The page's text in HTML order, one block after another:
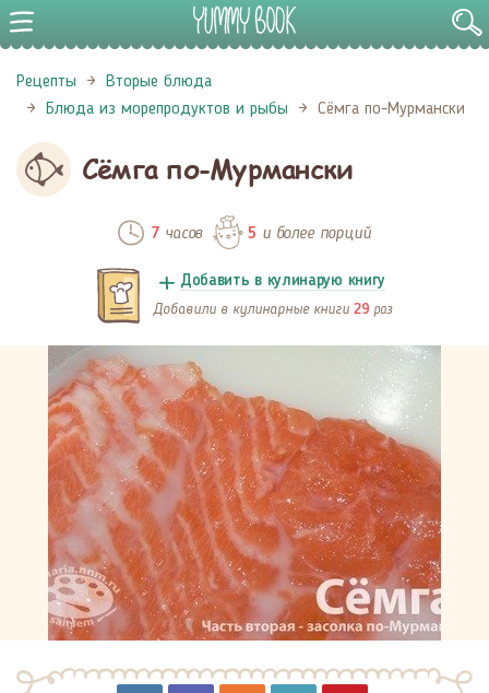
Рецепты
Вторые блюда
Блюда из морепродуктов и рыбы
Сёмга по-Мурмански
Сёмга по-Мурмански
7 часов 5 и более порций
Добавить в кулинарую книгу
Добавили в кулинарные книги 29 раз